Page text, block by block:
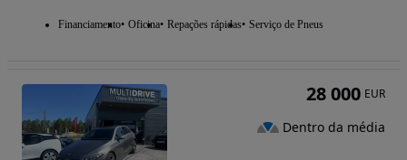
Financiamento Oficina Repações rápidas Serviço de Pneus
28 000 EUR
Dentro da média